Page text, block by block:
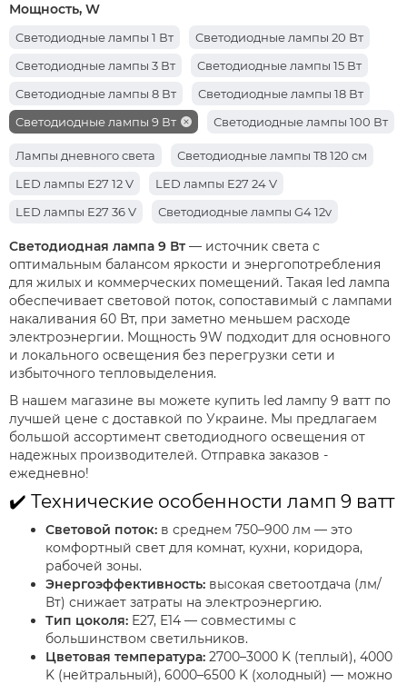
Мощность, W
Cветодиодные лампы 1 Вт
Cветодиодные лампы 20 Вт
Cветодиодные лампы 3 Вт
Cветодиодные лампы 15 Вт
Cветодиодные лампы 8 Вт
Cветодиодные лампы 18 Вт
Cветодиодные лампы 9 Вт
Светодиодные лампы 100 Вт
Cветодиодные лампы 5 Вт
Cветодиодные лампы 10 Вт
Cветодиодные лампы 30 Вт
Cветодиодные лампы 40 Вт
Светодиодные лампы 7 Вт
Светодиодные лампы 50 Вт
Лампы дневного света
Светодиодные лампы T8 120 см
LED лампы E27 12 V
LED лампы E27 24 V
LED лампы E27 36 V
Светодиодные лампы G4 12v
Светодиодная лампа 9 Вт — источник света с
оптимальным балансом яркости и энергопотребления
для жилых и коммерческих помещений. Такая led лампа
обеспечивает световой поток, сопоставимый с лампами
накаливания 60 Вт, при заметно меньшем расходе
электроэнергии. Мощность 9W подходит для основного
и локального освещения без перегрузки сети и
избыточного тепловыделения.
В нашем магазине вы можете купить led лампу 9 ватт по
лучшей цене с доставкой по Украине. Мы предлагаем
большой ассортимент светодиодного освещения от
надежных производителей. Отправка заказов -
ежедневно!
✔️ Технические особенности ламп 9 ватт
Световой поток: в среднем 750–900 лм — это
комфортный свет для комнат, кухни, коридора,
рабочей зоны.
Энергоэффективность: высокая светоотдача (лм/
Вт) снижает затраты на электроэнергию.
Тип цоколя: E27, E14 — совместимы с
большинством светильников.
Цветовая температура: 2700–3000 K (теплый), 4000
K (нейтральный), 6000–6500 K (холодный) — можно